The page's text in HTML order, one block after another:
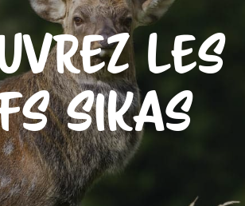
LES
SIKAS